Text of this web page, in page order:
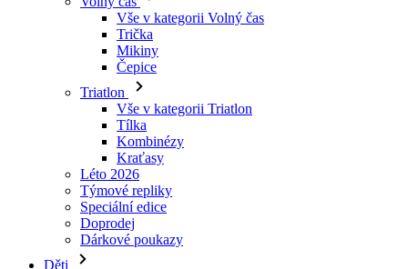
Triatlon
Vše v kategorii Triatlon
Tílka
Kombinézy
Kraťasy
Léto 2026
Týmové repliky
Speciální edice
Doprodej
Dárkové poukazy
Děti
Vše v kategorii Děti
Cyklistika
Vše v kategorii Cyklistika